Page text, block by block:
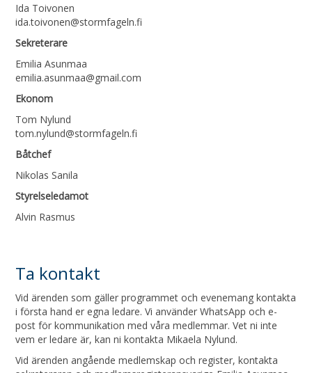
Ida Toivonen
ida.toivonen@stormfageln.fi
Sekreterare
Emilia Asunmaa
emilia.asunmaa@gmail.com
Ekonom
Tom Nylund
tom.nylund@stormfageln.fi
Båtchef
Nikolas Sanila
Styrelseledamot
Alvin Rasmus
Ta kontakt
Vid ärenden som gäller programmet och evenemang kontakta
i första hand er egna ledare. Vi använder WhatsApp och e-
post för kommunikation med våra medlemmar. Vet ni inte
vem er ledare är, kan ni kontakta Mikaela Nylund.
Vid ärenden angående medlemskap och register, kontakta